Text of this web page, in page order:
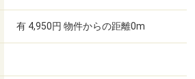
有 4,950円 物件からの距離0m